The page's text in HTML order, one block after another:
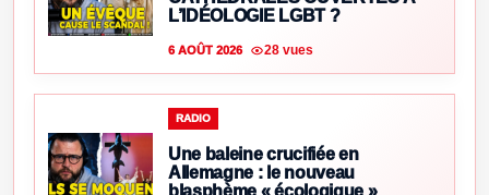
L’IDÉOLOGIE LGBT ?
6 AOÛT 2026 28 vues
RADIO
Une baleine crucifiée en
Allemagne : le nouveau